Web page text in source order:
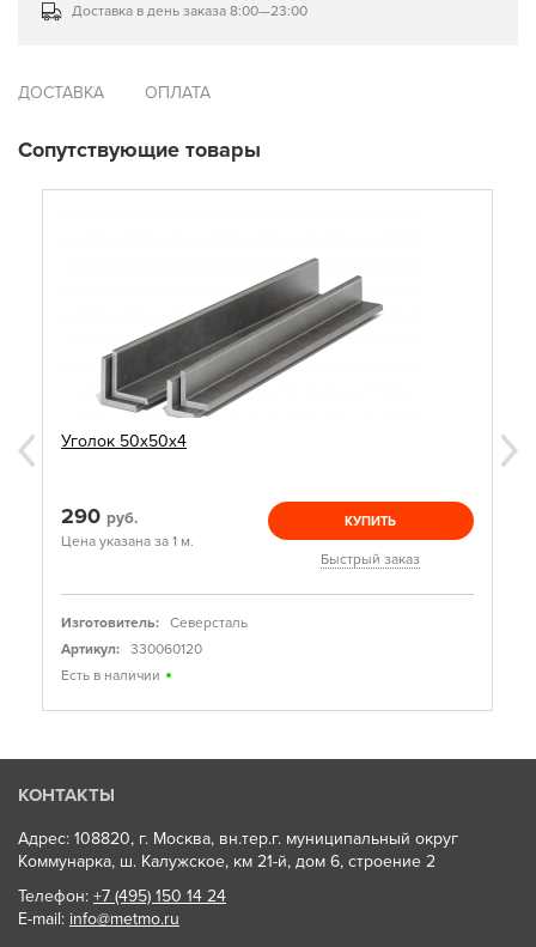
Доставка в день заказа 8:00—23:00
ДОСТАВКА ОПЛАТА
Сопутствующие товары
Уголок 50х50х4
290 руб.
Цена указана за 1 м.
КУПИТЬ
Быстрый заказ
Изготовитель:
Северсталь
Артикул:
330060120
Есть в наличии
КОНТАКТЫ
Адрес: 108820, г. Москва, вн.тер.г. муниципальный округ
Коммунарка, ш. Калужское, км 21-й, дом 6, строение 2
Телефон: +7 (495) 150 14 24
E-mail: info@metmo.ru